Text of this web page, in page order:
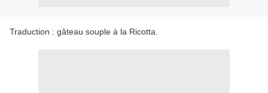
Traduction : gâteau souple à la Ricotta.